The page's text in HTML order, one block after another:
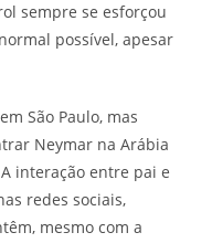
sempre se esforçou
possível, apesar
São Paulo, mas
Neymar na Arábia
interação entre pai e
redes sociais,
mesmo com a